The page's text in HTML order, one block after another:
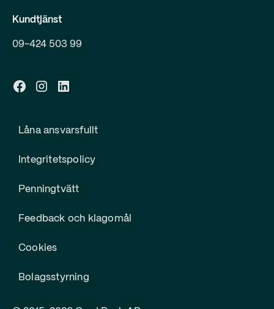
Kundtjänst
09-424 503 99
Låna ansvarsfullt
Integritetspolicy
Penningtvätt
Feedback och klagomål
Cookies
Bolagsstyrning